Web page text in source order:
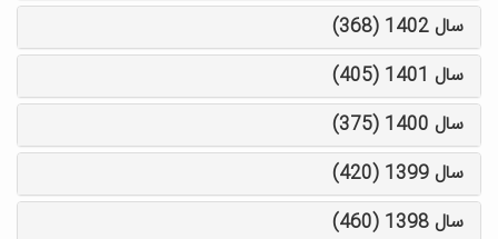
سال 1402 (368)
سال 1401 (405)
سال 1400 (375)
سال 1399 (420)
سال 1398 (460)